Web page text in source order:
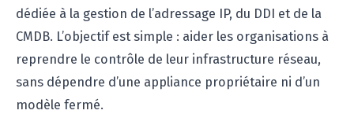
dédiée à la gestion de l’adressage IP, du DDI et de la
CMDB. L’objectif est simple : aider les organisations à
reprendre le contrôle de leur infrastructure réseau,
sans dépendre d’une appliance propriétaire ni d’un
modèle fermé.